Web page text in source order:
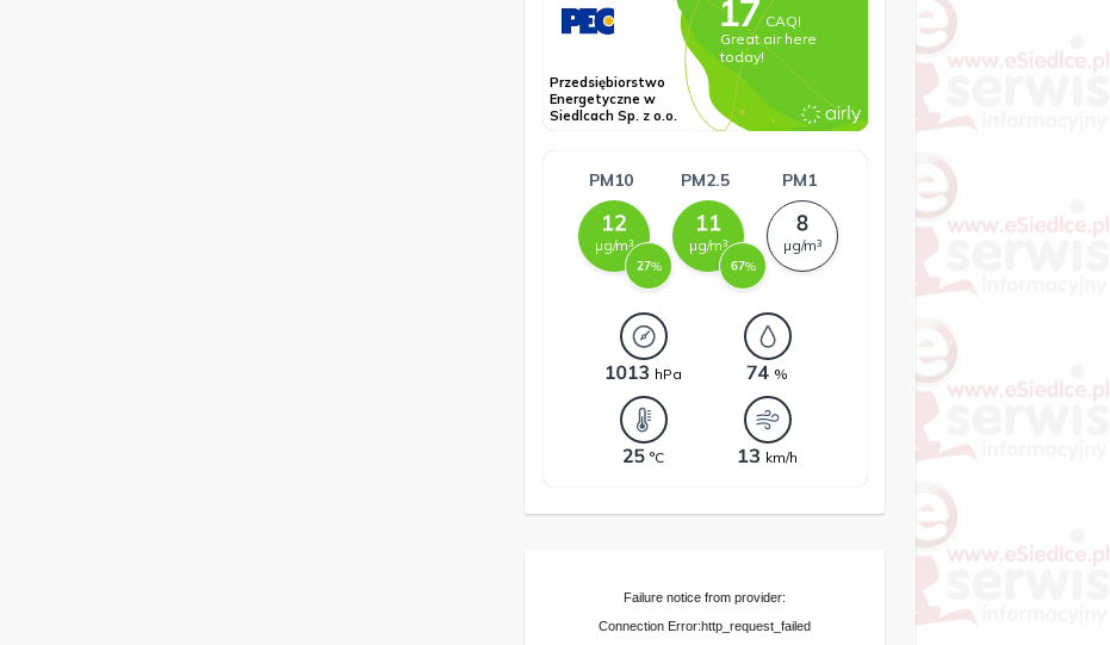
Failure notice from provider:
Connection Error:http_request_failed